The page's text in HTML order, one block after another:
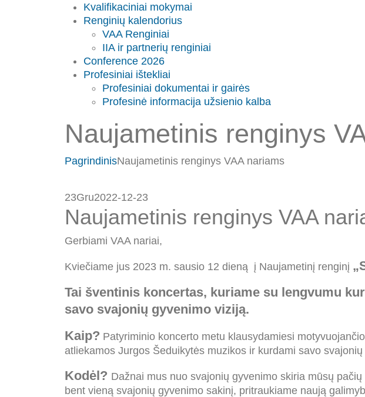
Kvalifikaciniai mokymai
Renginių kalendorius
VAA Renginiai
IIA ir partnerių renginiai
Conference 2026
Profesiniai ištekliai
Profesiniai dokumentai ir gairės
Profesinė informacija užsienio kalba
Naujametinis renginys
PagrindinisNaujametinis renginys VAA nariams
23Gru2022-12-23
Naujametinis renginys VAA
Gerbiami VAA nariai,
Kviečiame jus 2023 m. sausio 12 dieną į Naujametinį renginį
Tai šventinis koncertas, kuriame su lengvumu
savo svajonių gyvenimo viziją.
Kaip? Patyriminio koncerto metu klausydamiesi
atliekamos Jurgos Šeduikytės muzikos ir kurdami savo
Kodėl? Dažnai mus nuo svajonių gyvenimo skiria mūsų
bent vieną svajonių gyvenimo sakinį, pritraukiame naują